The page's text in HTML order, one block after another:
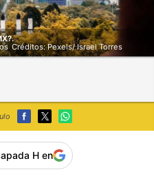
Créditos: Pexels/ Israel Torres
H en